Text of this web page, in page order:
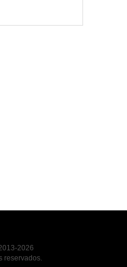
2026
reservados.